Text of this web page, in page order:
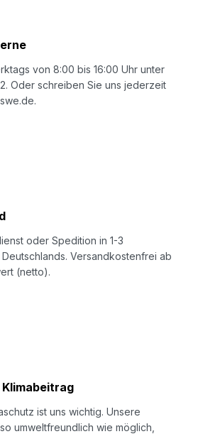
von 8:00 bis 16:00 Uhr unter
Oder schreiben Sie uns jederzeit
oder Spedition in 1-3
Versandkostenfrei ab
(netto).
ist uns wichtig. Unsere
umweltfreundlich wie möglich,